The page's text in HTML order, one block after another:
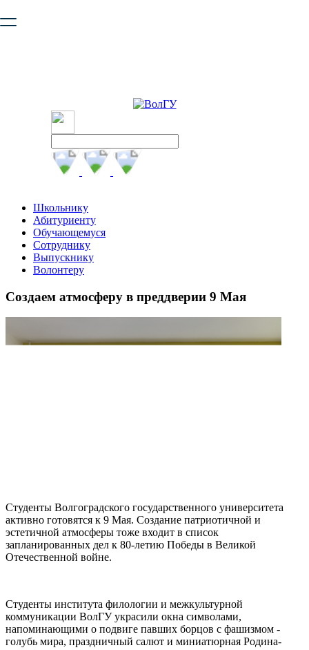
безопасную работу с сайтом. Пожалуйста
Школьнику
Абитуриенту
Обучающемуся
Сотруднику
Выпускнику
Волонтеру
Создаем атмосферу в преддверии 9 Мая
Студенты Волгоградского государственного университета
активно готовятся к 9 Мая. Создание патриотичной и
эстетичной атмосферы тоже входит в список
запланированных дел к 80-летию Победы в Великой
Отечественной войне.
Студенты института филологии и межкультурной
коммуникации ВолГУ украсили окна символами,
напоминающими о подвиге павших борцов с фашизмом -
голубь мира, праздничный салют и миниатюрная Родина-